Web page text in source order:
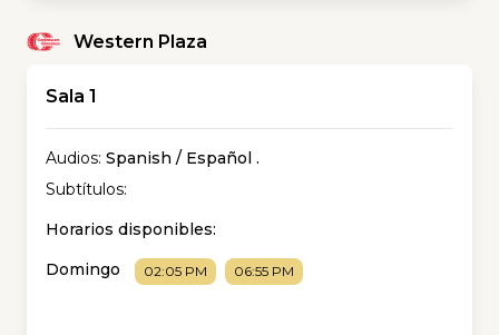
Western Plaza
Sala 1
Audios: Spanish / Español .
Subtítulos:
Horarios disponibles:
Domingo
02:05 PM 06:55 PM